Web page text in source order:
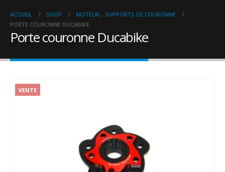
ACCUEIL SHOP MOTEUR,
SUPPORTS DE COURONNE
PORTE COURONNE DUCABIKE
Porte couronne Ducabike
VENTE